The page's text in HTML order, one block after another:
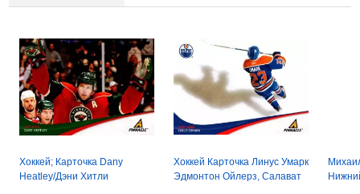
Хоккей; Карточка Dany
Heatley/Дэни Хитли
Хоккей Карточка Линус Умарк
Эдмонтон Ойлерз, Салават